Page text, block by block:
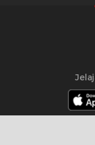
Copyright ©